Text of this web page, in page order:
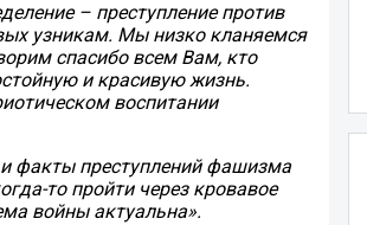
– преступление против
узникам. Мы низко кланяемся
спасибо всем Вам, кто
и красивую жизнь.
воспитании
факты преступлений фашизма
то пройти через кровавое
войны актуальна».